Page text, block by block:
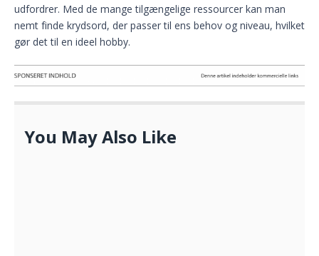
udfordrer. Med de mange tilgængelige ressourcer kan man
nemt finde krydsord, der passer til ens behov og niveau, hvilket
gør det til en ideel hobby.
You May Also Like